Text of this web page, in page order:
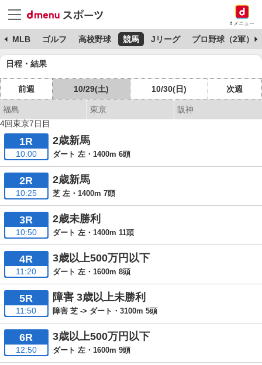
dメニュー
MLB ゴルフ 高校野球 競馬 Jリーグ プロ野球（2軍）
日程・結果
前週 10/29(土) 10/30(日) 次週
福島 東京
阪神
4回東京7日目
1R
10:00
2歳新馬
ダート 左・1400m 6頭
2R
10:25
2歳新馬
芝 左・1400m 7頭
3R
10:50
2歳未勝利
ダート 左・1400m 11頭
4R
11:20
3歳以上500万円以下
ダート 左・1600m 8頭
5R
11:50
障害 3歳以上未勝利
障害 芝 -> ダート・3100m 5頭
6R
12:50
3歳以上500万円以下
ダート 左・1600m 9頭